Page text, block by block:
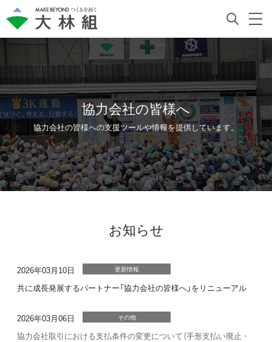
協力会社の皆様へ
協力会社の皆様への支援ツールや情報を提供しています。
お知らせ
2026年03月10日 更新情報
共に成長発展するパートナー「協力会社の皆様へ」をリニューアル
2026年03月06日 その他
協力会社取引における支払条件の変更について（手形支払い廃止・